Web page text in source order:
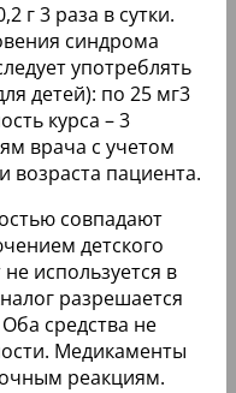
г 3 раза в сутки.
синдрома
употреблять
детей): по 25 мг3
курса – 3
врача с учетом
возраста пациента.
совпадают
детского
используется в
разрешается
средства не
Медикаменты
реакциям.